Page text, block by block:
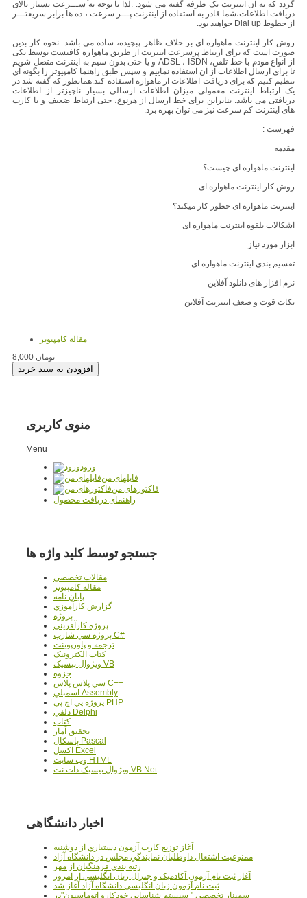
گردد که به آن اینترنت یک طرفه گفته می شود. .لذا با توجه به ســـرعت بسیار بالای
دریافت اطلاعات،شما قادر به استفاده از اینترنت پـــر سرعت ، ده ها برابر سریعتـــر
از خطوط Dial up خواهید بود.
روش کار اینترنت ماهواره ای بر خلاف ظاهر پبچیده، ساده می باشد. نحوه کار بدین
صورت است که برای ارتباط پرسرعت اینترنت از طریق ماهواره کافیست توسط یکی
از انواع مودم با خط تلفن، ADSL ، ISDN و یا حتی بدون سیم به اینترنت متصل شویم
تا برای ارسال اطلاعات از آن استفاده نماییم و سپس طبق راهنما کامپیوتر را بگونه ای
تنظیم کنیم که برای دریافت اطلاعات از ماهواره استفاده کند.همانطور که گفته شد در
یک ارتباط اینترنت معمولی میزان اطلاعات ارسالی بسیار ناچیزتر از اطلاعات
دریافتی می باشد. بنابراین برای خط ارسال از هرنوع، حتی ارتباط ضعیف و یا کارت
های اینترنت کم سرعت نیز می توان بهره برد.
فهرست :
مقدمه
اینترنت ماهواره ای چیست؟
روش کار اینترنت ماهواره ای
اینترنت ماهواره ای چطور کار میکند؟
اشکالات بلقوه اینترنت ماهواره ای
ابزار مورد نیاز
تقسیم بندی اینترنت ماهواره ای
نرم افزار های دانلود آفلاین
نکات قوت و ضعف اینترنت آفلاین
مقاله کامپیوتر
8,000 تومان
منوی کاربری
Menu
ورود
فایلهای من
فاکتورهای من
راهنمای دریافت محصول
جستجو توسط کلید واژه ها
مقالات تخصصي
مقاله کامپیوتر
پایان نامه
گزارش کارآموزي
پروژه
پروژه کارآفريني
پروژه سي شارپ C#
ترجمه و پاورپوينت
کتاب الکترونيک
ويژوال بيسيک VB
جزوه
سي پلاس پلاس C++
اسمبلي Assembly
پروژه پي اچ پي PHP
دلفي Delphi
کتاب
تحقيق آمار
پاسکال Pascal
اکسل Excel
وب سايت HTML
ويژوال بيسيک دات نت VB.Net
اخبار دانشگاهی
آغاز توزيع کارت آزمون دستياري از دوشنبه
ممنوعيت اشتغال داوطلبان نمايندگي مجلس در دانشگاه آزاد
رتبه بندي فرهنگيان از مهر
آغاز ثبت نام آزمون آکادميک و جنرال زبان انگليسي از امروز
ثبت نام آزمون زبان انگليسي دانشگاه آزاد آغاز شد
سمينار تخصصي " سيستم شناسايي خودکارو اتوماسيون"در